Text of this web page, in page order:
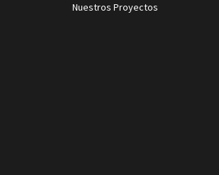
Nuestros Proyectos